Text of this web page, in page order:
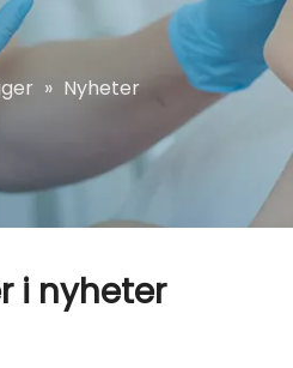
» Nyheter
i nyheter